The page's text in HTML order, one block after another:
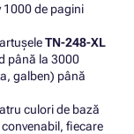
1000 de pagini
TN-248-XL
până la 3000
galben) până
culori de bază
fiecare